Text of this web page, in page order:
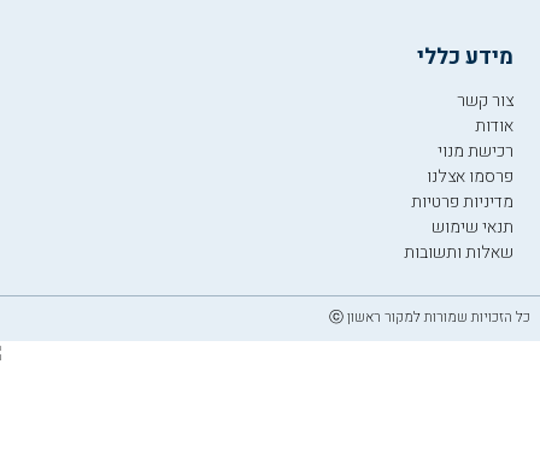
מידע כללי
צור קשר
אודות
רכישת מנוי
פרסמו אצלנו
מדיניות פרטיות
תנאי שימוש
שאלות ותשובות
כל הזכויות שמורות למקור ראשון ⓒ